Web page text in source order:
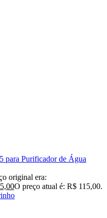
para Purificador de Água
original era:
O preço atual é: R$ 115,00.